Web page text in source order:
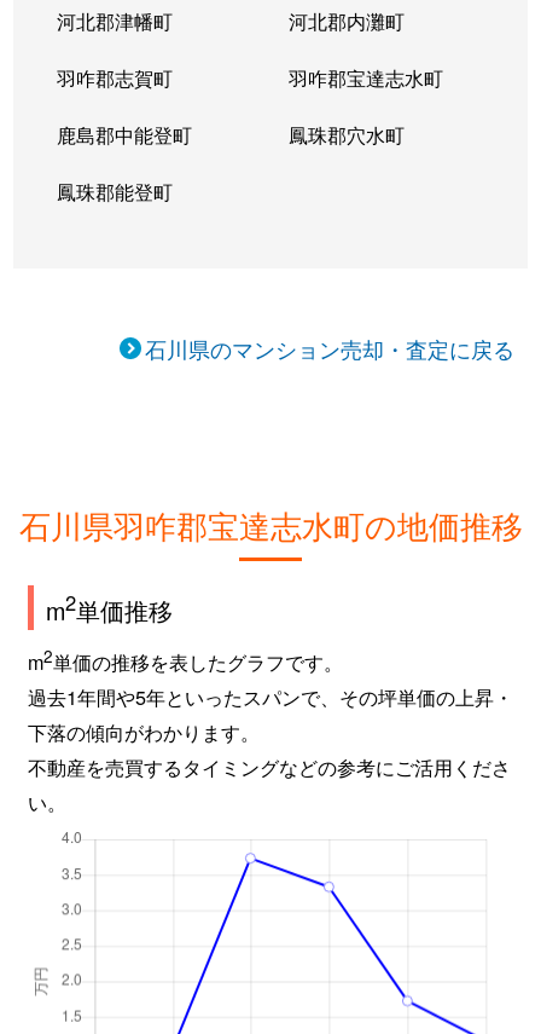
河北郡津幡町 河北郡内灘町
羽咋郡志賀町 羽咋郡宝達志水町
鹿島郡中能登町 鳳珠郡穴水町
鳳珠郡能登町
石川県のマンション売却・査定に戻る
石川県羽咋郡宝達志水町の地価推移
m2単価推移
m2単価の推移を表したグラフです。
過去1年間や5年といったスパンで、その坪単価の上昇・
下落の傾向がわかります。
不動産を売買するタイミングなどの参考にご活用くださ
い。